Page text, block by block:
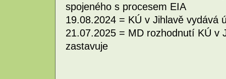
spojeného s procesem EIA
19.08.2024 = KÚ v Jihlavě vydává
21.07.2025 = MD rozhodnutí KÚ v
zastavuje